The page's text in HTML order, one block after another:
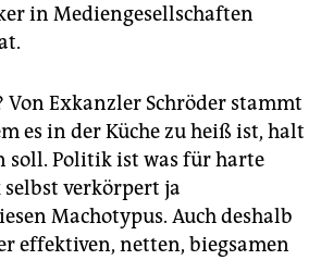
in Mediengesellschaften
Von Exkanzler Schröder stammt
es in der Küche zu heiß ist, halt
soll. Politik ist was für harte
verkörpert ja
Machotypus. Auch deshalb
effektiven, netten, biegsamen